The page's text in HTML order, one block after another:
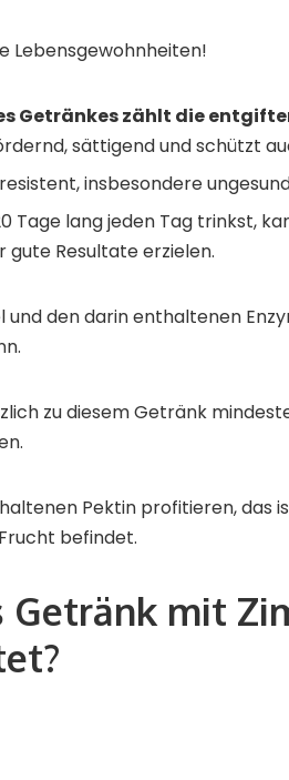
Lebensgewohnheiten!
Getränkes zählt die
sättigend und schützt
insbesondere
Tage lang jeden Tag trinkst,
gute Resultate erzielen.
den darin enthaltenen
zu diesem Getränk
Pektin profitieren, das
befindet.
Getränk mit